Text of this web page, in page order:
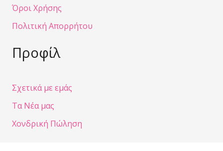
Όροι Χρήσης
Πολιτική Απορρήτου
Προφίλ
Σχετικά με εμάς
Τα Νέα μας
Χονδρική Πώληση